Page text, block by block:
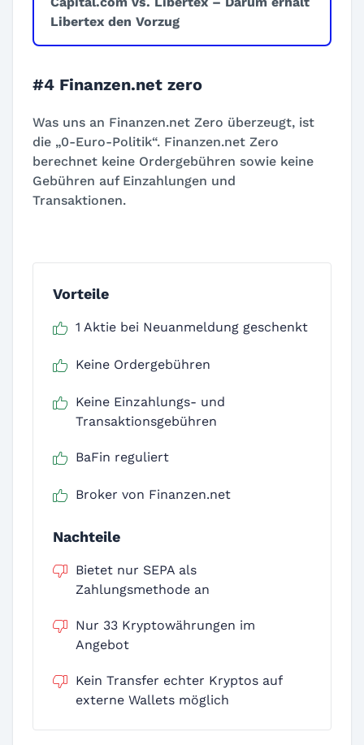
Libertex den Vorzug
#4 Finanzen.net zero
Was uns an Finanzen.net Zero überzeugt, ist
die „0-Euro-Politik“. Finanzen.net Zero
berechnet keine Ordergebühren sowie keine
Gebühren auf Einzahlungen und
Transaktionen.
Vorteile
1 Aktie bei Neuanmeldung geschenkt
Keine Ordergebühren
Keine Einzahlungs- und
Transaktionsgebühren
BaFin reguliert
Broker von Finanzen.net
Nachteile
Bietet nur SEPA als
Zahlungsmethode an
Nur 33 Kryptowährungen im
Angebot
Kein Transfer echter Kryptos auf
externe Wallets möglich